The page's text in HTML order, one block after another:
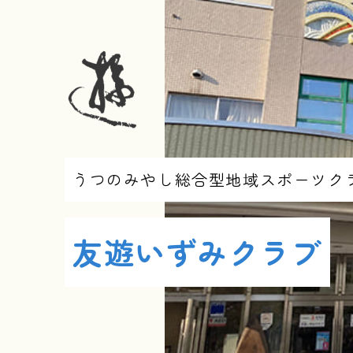
うつのみやし総合型地域スポーツク
友遊いずみクラブ